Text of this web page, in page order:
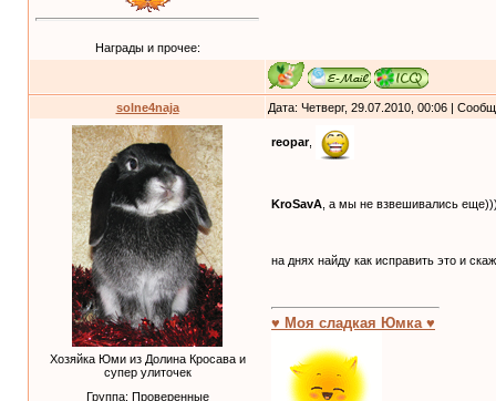
Награды и прочее:
solne4naja Дата: Четверг, 29.07.2010, 00:06 |
Хозяйка Юми из Долина Кросава и
супер улиточек
Группа: Проверенные
reopar,
KroSavA , а мы не взвешивались
на днях найду как исправить это и
♥ Моя сладкая Юмка ♥